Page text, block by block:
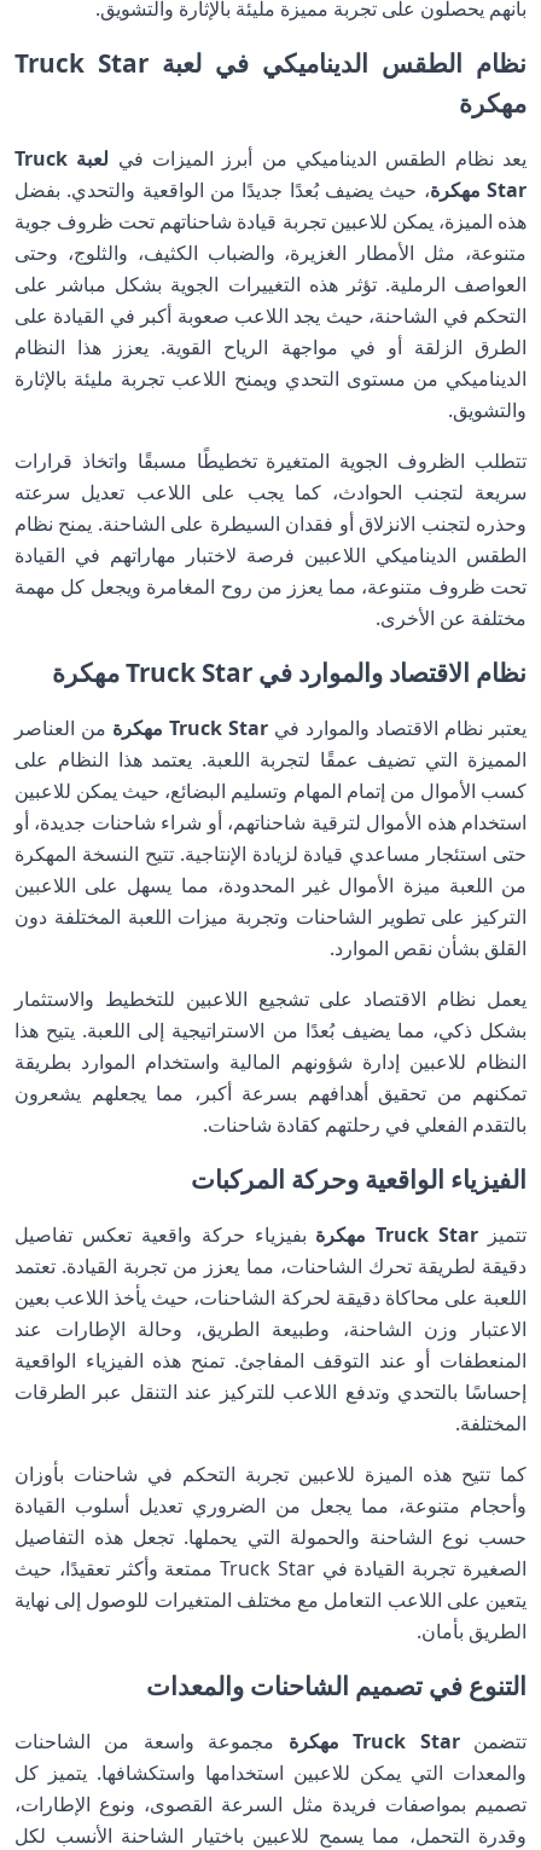
بأنهم يحصلون على تجربة مميزة مليئة بالإثارة والتشويق.
نظام الطقس الديناميكي في لعبة Truck Star
مهكرة
يعد نظام الطقس الديناميكي من أبرز الميزات في
لعبة Truck
Star مهكرة
، حيث يضيف بُعدًا جديدًا من الواقعية والتحدي. بفضل
هذه الميزة، يمكن للاعبين تجربة قيادة شاحناتهم تحت ظروف جوية
متنوعة، مثل الأمطار الغزيرة، والضباب الكثيف، والثلوج، وحتى
العواصف الرملية. تؤثر هذه التغييرات الجوية بشكل مباشر على
التحكم في الشاحنة، حيث يجد اللاعب صعوبة أكبر في القيادة على
الطرق الزلقة أو في مواجهة الرياح القوية. يعزز هذا النظام
الديناميكي من مستوى التحدي ويمنح اللاعب تجربة مليئة بالإثارة
والتشويق.
تتطلب الظروف الجوية المتغيرة تخطيطًا مسبقًا واتخاذ قرارات
سريعة لتجنب الحوادث، كما يجب على اللاعب تعديل سرعته
وحذره لتجنب الانزلاق أو فقدان السيطرة على الشاحنة. يمنح نظام
الطقس الديناميكي اللاعبين فرصة لاختبار مهاراتهم في القيادة
تحت ظروف متنوعة، مما يعزز من روح المغامرة ويجعل كل مهمة
مختلفة عن الأخرى.
نظام الاقتصاد والموارد في Truck Star مهكرة
يعتبر نظام الاقتصاد والموارد في Truck Star مهكرة
من العناصر
المميزة التي تضيف عمقًا لتجربة اللعبة. يعتمد هذا النظام على
كسب الأموال من إتمام المهام وتسليم البضائع، حيث يمكن للاعبين
استخدام هذه الأموال لترقية شاحناتهم، أو شراء شاحنات جديدة، أو
حتى استئجار مساعدي قيادة لزيادة الإنتاجية. تتيح النسخة المهكرة
من اللعبة ميزة الأموال غير المحدودة، مما يسهل على اللاعبين
التركيز على تطوير الشاحنات وتجربة ميزات اللعبة المختلفة دون
القلق بشأن نقص الموارد.
يعمل نظام الاقتصاد على تشجيع اللاعبين للتخطيط والاستثمار
بشكل ذكي، مما يضيف بُعدًا من الاستراتيجية إلى اللعبة. يتيح هذا
النظام للاعبين إدارة شؤونهم المالية واستخدام الموارد بطريقة
تمكنهم من تحقيق أهدافهم بسرعة أكبر، مما يجعلهم يشعرون
بالتقدم الفعلي في رحلتهم كقادة شاحنات.
الفيزياء الواقعية وحركة المركبات
تتميز Truck Star مهكرة
بفيزياء حركة واقعية تعكس تفاصيل
دقيقة لطريقة تحرك الشاحنات، مما يعزز من تجربة القيادة. تعتمد
اللعبة على محاكاة دقيقة لحركة الشاحنات، حيث يأخذ اللاعب بعين
الاعتبار وزن الشاحنة، وطبيعة الطريق، وحالة الإطارات عند
المنعطفات أو عند التوقف المفاجئ. تمنح هذه الفيزياء الواقعية
إحساسًا بالتحدي وتدفع اللاعب للتركيز عند التنقل عبر الطرقات
المختلفة.
كما تتيح هذه الميزة للاعبين تجربة التحكم في شاحنات بأوزان
وأحجام متنوعة، مما يجعل من الضروري تعديل أسلوب القيادة
حسب نوع الشاحنة والحمولة التي يحملها. تجعل هذه التفاصيل
الصغيرة تجربة القيادة في Truck Star ممتعة وأكثر تعقيدًا، حيث
يتعين على اللاعب التعامل مع مختلف المتغيرات للوصول إلى نهاية
الطريق بأمان.
التنوع في تصميم الشاحنات والمعدات
تتضمنTruck Star مهكرة
مجموعة واسعة من الشاحنات
والمعدات التي يمكن للاعبين استخدامها واستكشافها. يتميز كل
تصميم بمواصفات فريدة مثل السرعة القصوى، ونوع الإطارات،
وقدرة التحمل، مما يسمح للاعبين باختيار الشاحنة الأنسب لكل